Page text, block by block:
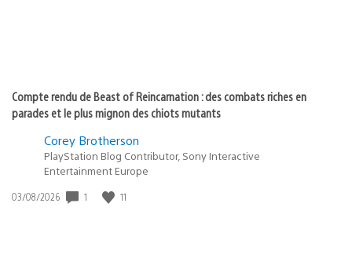
Compte rendu de Beast of Reincarnation : des combats riches en
parades et le plus mignon des chiots mutants
Corey Brotherson
PlayStation Blog Contributor, Sony Interactive
Entertainment Europe
Date
03/08/2026 1 11